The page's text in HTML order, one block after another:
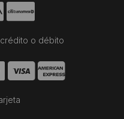
o débito